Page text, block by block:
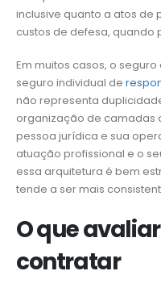
inclusive quanto a atos de
custos de defesa, quando
Em muitos casos, o
seguro individual de
não representa
organização de camadas
pessoa jurídica e sua
atuação profissional e o
essa arquitetura é bem
tende a ser mais
O que
contratar